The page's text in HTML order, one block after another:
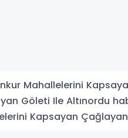
Mahallelerini
Göleti Ile Altınordu
Kapsayan